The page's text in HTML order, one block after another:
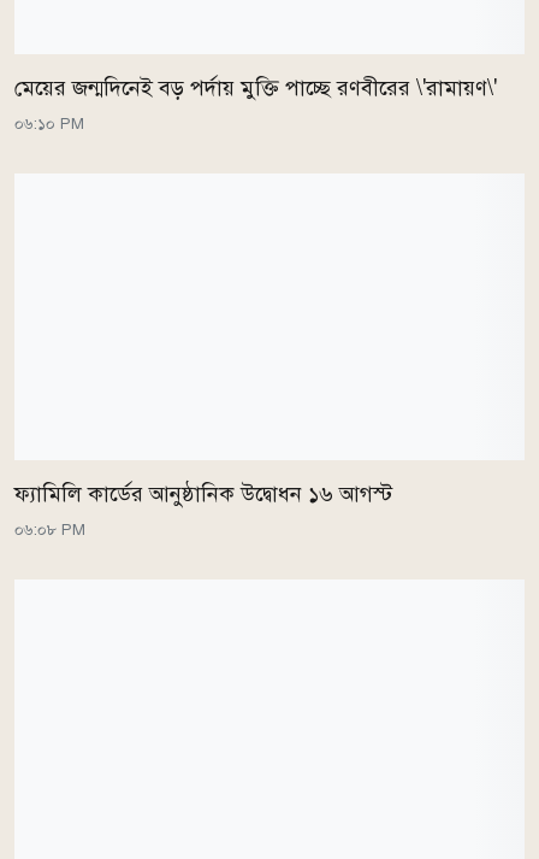
মেয়ের জন্মদিনেই বড় পর্দায় মুক্তি পাচ্ছে রণবীরের \'রামায়ণ\'
০৬:১০ PM
ফ্যামিলি কার্ডের আনুষ্ঠানিক উদ্বোধন ১৬ আগস্ট
০৬:০৮ PM